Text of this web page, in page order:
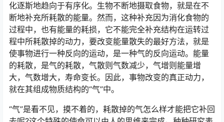
化逐斯地趋向于有序化。生物不断地摄取食物，就是在不
断地补充所耗散的能量。然而，这种补充因为消化食物的
过程中，也有能量的耗损，它不能完全补充结构在运转过
程中所耗散掉的动力，要改变能量散失的最好方法，就是
使事物进行一种反向的运动，是一种气的反向运动。能量
的耗散，是气的耗散，气散则气数减少，气增则能量增
大，气数增大，寿命变长。因此，事物改变的真正动力，
就在其组成物质结构的“气”中。
“气”是看不见，摸不着的，耗散掉的气怎么样才能把它补回